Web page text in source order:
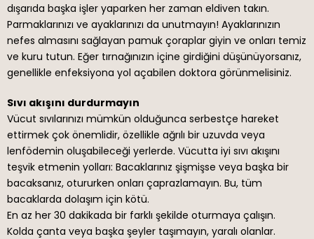
dışarıda başka işler yaparken her zaman eldiven takın.
Parmaklarınızı ve ayaklarınızı da unutmayın! Ayaklarınızın
nefes almasını sağlayan pamuk çoraplar giyin ve onları temiz
ve kuru tutun. Eğer tırnağınızın içine girdiğini düşünüyorsanız,
genellikle enfeksiyona yol açabilen doktora görünmelisiniz.
Sıvı akışını durdurmayın
Vücut sıvılarınızı mümkün olduğunca serbestçe hareket
ettirmek çok önemlidir, özellikle ağrılı bir uzuvda veya
lenfödemin oluşabileceği yerlerde. Vücutta iyi sıvı akışını
teşvik etmenin yolları: Bacaklarınız şişmişse veya başka bir
bacaksanız, otururken onları çaprazlamayın. Bu, tüm
bacaklarda dolaşım için kötü.
En az her 30 dakikada bir farklı şekilde oturmaya çalışın.
Kolda çanta veya başka şeyler taşımayın, yaralı olanlar.